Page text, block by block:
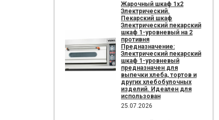
Жарочный шкаф 1х2
Электрический.
Пекарский шкаф
Электрический пекарский
шкаф 1-уровневый на 2
противня
Предназначение:
Электрический пекарский
шкаф 1-уровневый
предназначен для
выпечки хлеба, тортов и
других хлебобулочных
изделий. Идеален для
использован
25.07.2026